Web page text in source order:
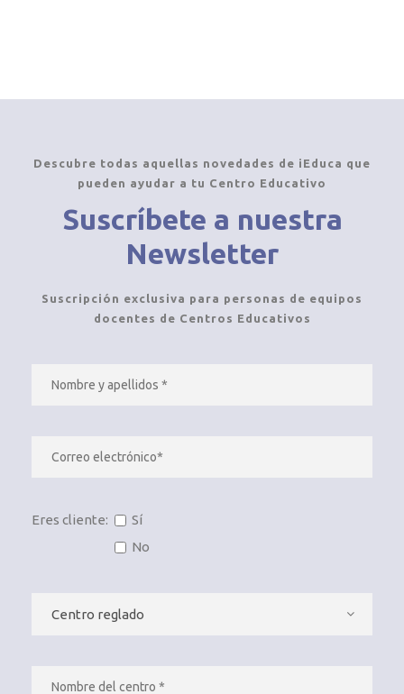
Descubre todas aquellas novedades de iEduca que
pueden ayudar a tu Centro Educativo
Suscríbete a nuestra
Newsletter
Suscripción exclusiva para personas de equipos
docentes de Centros Educativos
Eres cliente:
Sí
No